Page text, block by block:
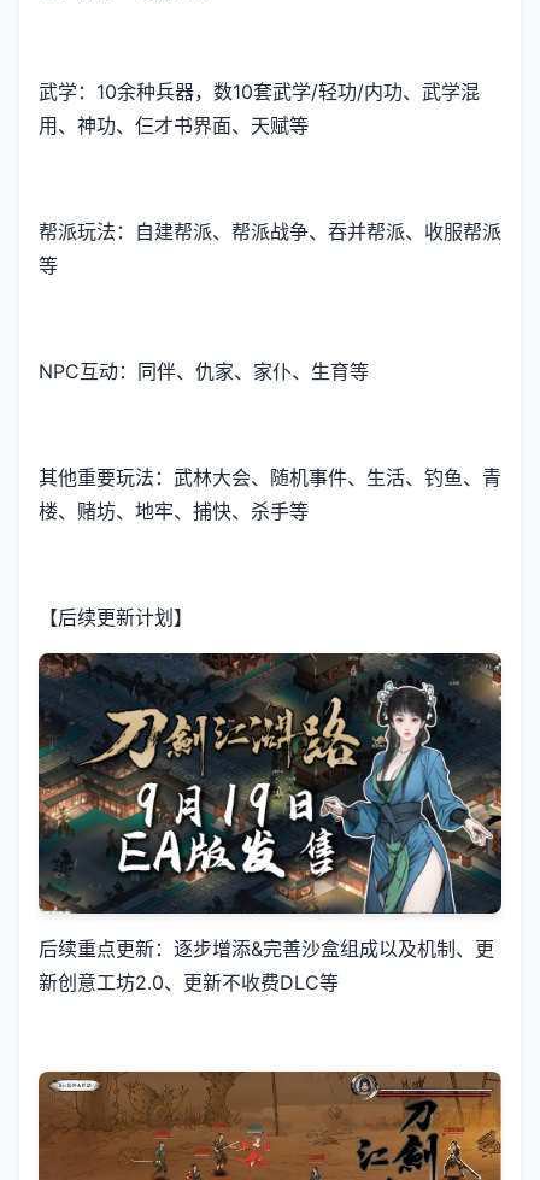
武学：10余种兵器，数10套武学/轻功/内功、武学混
用、神功、仨才书界面、天赋等
帮派玩法：自建帮派、帮派战争、吞并帮派、收服帮派
等
NPC互动：同伴、仇家、家仆、生育等
其他重要玩法：武林大会、随机事件、生活、钓鱼、青
楼、赌坊、地牢、捕快、杀手等
【后续更新计划】
后续重点更新：逐步增添&完善沙盒组成以及机制、更
新创意工坊2.0、更新不收费DLC等